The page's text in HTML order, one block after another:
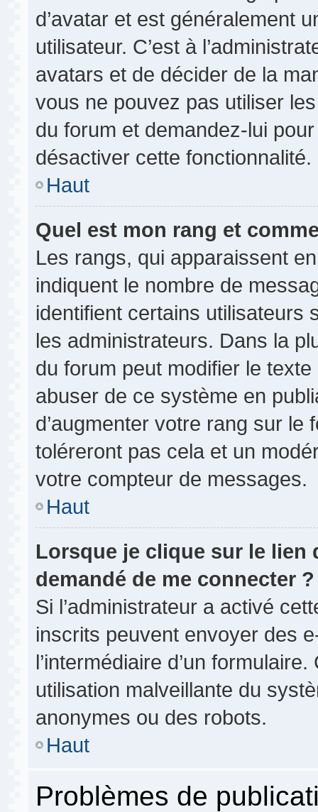
d’avatar et est généralement
utilisateur. C’est à
avatars et de décider de la
vous ne pouvez pas utiliser
du forum et demandez-lui
désactiver cette fonctionnalité.
Haut
Quel est mon rang et
Les rangs, qui apparaissent
indiquent le nombre de
identifient certains utilisateurs
les administrateurs. Dans la
du forum peut modifier le
abuser de ce système en
d’augmenter votre rang sur
toléreront pas cela et un
votre compteur de messages.
Haut
Lorsque je clique sur le lien
demandé de me connecter ?
Si l’administrateur a activé
inscrits peuvent envoyer des
l’intermédiaire d’un
utilisation malveillante du
anonymes ou des robots.
Haut
Problèmes de